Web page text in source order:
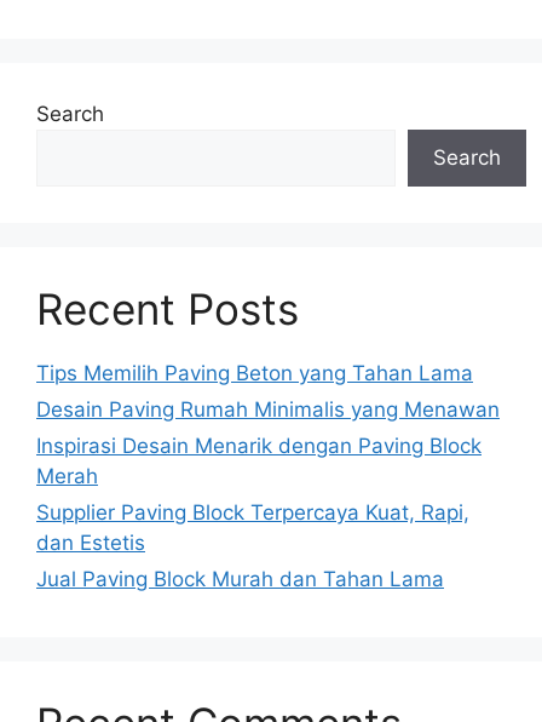
Search
Search
Recent Posts
Tips Memilih Paving Beton yang Tahan Lama
Desain Paving Rumah Minimalis yang Menawan
Inspirasi Desain Menarik dengan Paving Block
Merah
Supplier Paving Block Terpercaya Kuat, Rapi,
dan Estetis
Jual Paving Block Murah dan Tahan Lama